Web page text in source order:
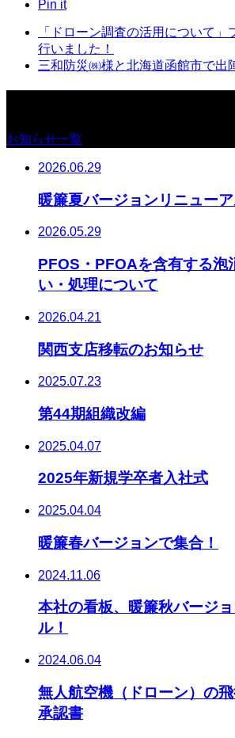
Pin it
「ドローン調査の活用について」
行いました！
三和防災㈱様と北海道函館市で出
お知らせ一覧
2026.06.29
暖簾夏バージョンリニューア
2026.05.29
PFOS・PFOAを含有する泡
い・処理について
2026.04.21
関西支店移転のお知らせ
2025.07.23
第44期組織改編
2025.04.07
2025年新規学卒者入社式
2025.04.04
暖簾春バージョンで集合！
2024.11.06
本社の看板、暖簾秋バージ
ル！
2024.06.04
無人航空機（ドローン）の飛
承認書